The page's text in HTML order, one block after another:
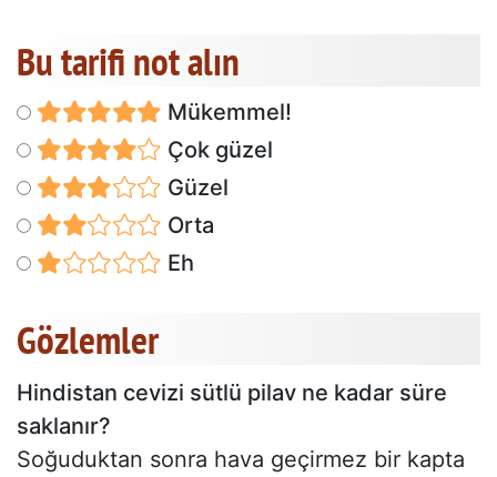
Bu tarifi not alın
Mükemmel!
Çok güzel
Güzel
Orta
Eh
Gözlemler
Hindistan cevizi sütlü pilav ne kadar süre
saklanır?
Soğuduktan sonra hava geçirmez bir kapta